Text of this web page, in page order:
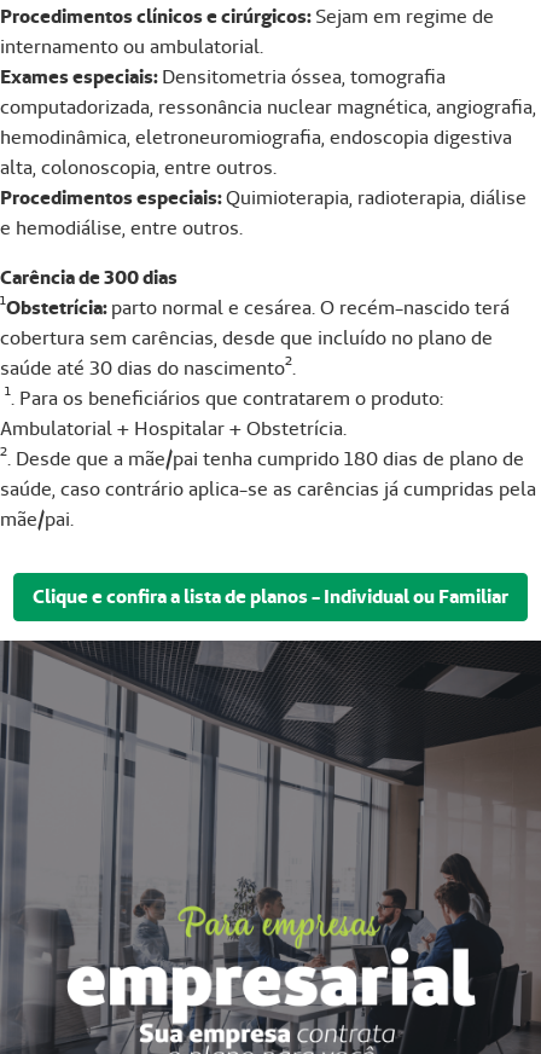
Procedimentos clínicos e cirúrgicos:Sejam em regime de
internamento ou ambulatorial.
Exames especiais:Densitometria óssea, tomografia
computadorizada, ressonância nuclear magnética, angiografia,
hemodinâmica, eletroneuromiografia, endoscopia digestiva
alta, colonoscopia, entre outros.
Procedimentos especiais:Quimioterapia, radioterapia, diálise
e hemodiálise, entre outros.
Carência de 300 dias
¹Obstetrícia:parto normal e cesárea. O recém-nascido terá
cobertura sem carências, desde que incluído no plano de
saúde até 30 dias do nascimento².
¹. Para os beneficiários que contratarem o produto:
Ambulatorial + Hospitalar + Obstetrícia.
². Desde que a mãe/pai tenha cumprido 180 dias de plano de
saúde, caso contrário aplica-se as carências já cumpridas pela
mãe/pai.
Clique e confira a lista de planos - Individual ou Familiar